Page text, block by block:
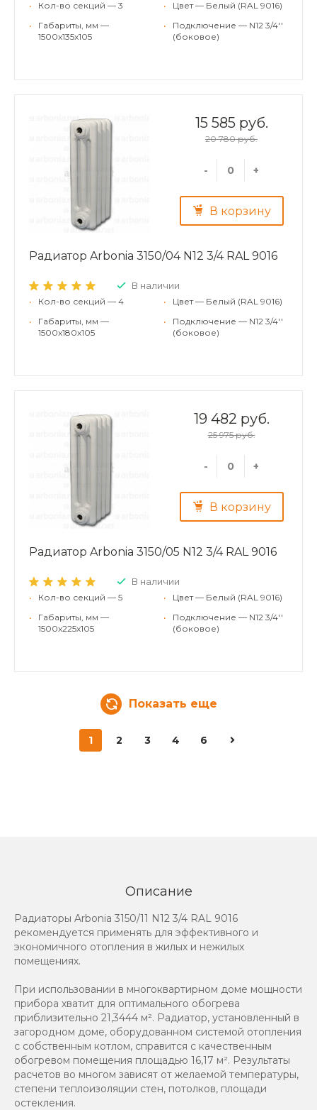
•
Кол-во секций — 3
•
Габариты, мм —
1500x135x105
•
Цвет — Белый (RAL 9016)
•
Подключение — N12 3/4''
(боковое)
15 585 руб.
20 780 руб.
- +
В корзину
Радиатор Arbonia 3150/04 N12 3/4 RAL 9016
В наличии
•
Кол-во секций — 4
•
Габариты, мм —
1500x180x105
•
Цвет — Белый (RAL 9016)
•
Подключение — N12 3/4''
(боковое)
19 482 руб.
25 975 руб.
- +
В корзину
Радиатор Arbonia 3150/05 N12 3/4 RAL 9016
В наличии
•
Кол-во секций — 5
•
Габариты, мм —
1500x225x105
•
Цвет — Белый (RAL 9016)
•
Подключение — N12 3/4''
(боковое)
Показать еще
1 2 3 4 6
Описание
Радиаторы Arbonia 3150/11 N12 3/4 RAL 9016
рекомендуется применять для эффективного и
экономичного отопления в жилых и нежилых
помещениях.
При использовании в многоквартирном доме мощности
прибора хватит для оптимального обогрева
приблизительно 21,3444 м². Радиатор, установленный в
загородном доме, оборудованном системой отопления
с собственным котлом, справится с качественным
обогревом помещения площадью 16,17 м². Результаты
расчетов во многом зависят от желаемой температуры,
степени теплоизоляции стен, потолков, площади
остекления.